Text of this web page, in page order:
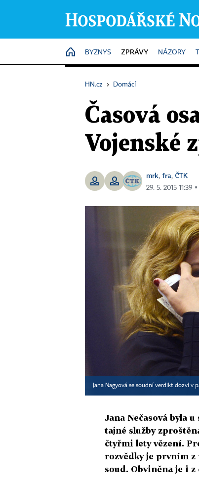
HOME
BYZNYS ZPRÁVY NÁZORY
HN.cz › Domácí
Časová
Vojenské
mrk, fra, ČTK
29. 5. 2015 11:39
Jana Nagyová se soudní verdikt dozví v
Jana Nečasová byla
tajné služby
čtyřmi lety vězení.
rozvědky je prvním z
soud. Obviněna je i